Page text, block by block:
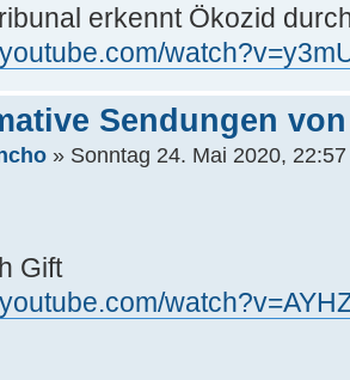
erkennt Ökozid
Sendungen
» Sonntag 24. Mai 2020, 22:57
Gift